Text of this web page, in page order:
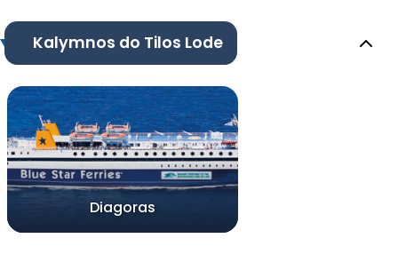
Kalymnos do Tilos Lode
Diagoras